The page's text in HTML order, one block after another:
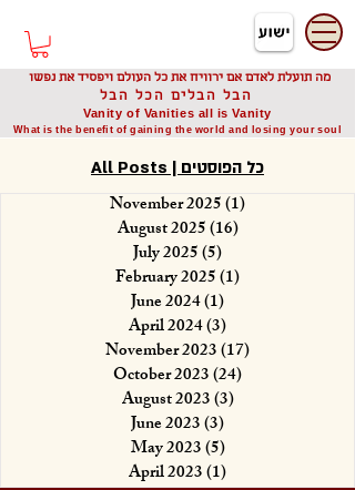
מה תועלת לאדם אם ירוויח את כל העולם ויפסיד את נפשו
הבל הבלים הכל הבל
Vanity of Vanities all is Vanity
What is the benefit of gaining the world and losing your soul
All Posts | כל הפוסטים
November 2025(1)
August 2025(16)16 posts
July 2025(5)
February 2025(1)
June 2024(1)
April 2024(3)
November 2023(17)
October 2023(24)
August 2023(3)3 posts
June 2023(3)
May 2023(5)5 posts
April 2023(1)